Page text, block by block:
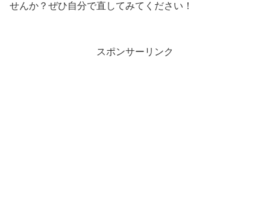
せんか？ぜひ自分で直してみてください！
スポンサーリンク